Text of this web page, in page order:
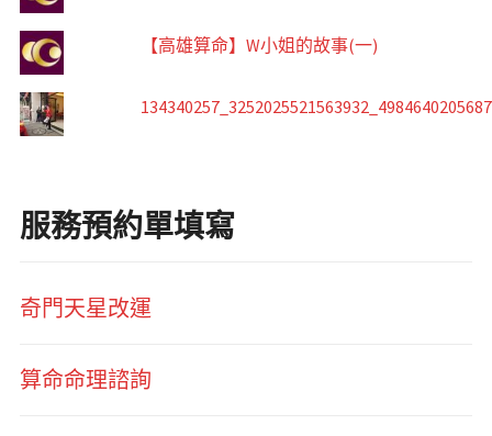
【高雄算命】W小姐的故事(一)
服務預約單填寫
奇門天星改運
算命命理諮詢